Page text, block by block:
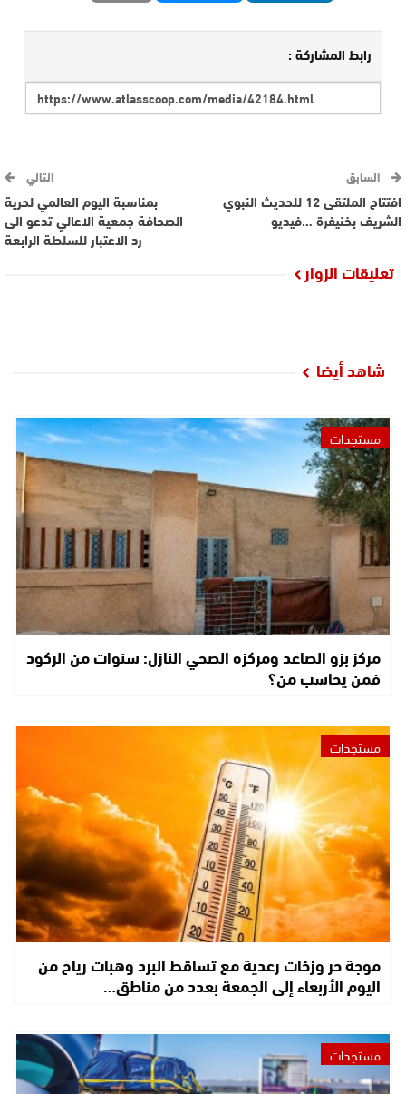
رابط المشاركة :
السابق
افتتاح الملتقى 12 للحديث النبوي
الشريف بخنيفرة …فيديو
التالي
بمناسبة اليوم العالمي لحرية
الصحافة جمعية الاعالي تدعو الى
رد الاعتبار للسلطة الرابعة
تعليقات الزوار
شاهد أيضا
مستجدات
مركز بزو الصاعد ومركزه الصحي النازل: سنوات من الركود
فمن يحاسب من؟
مستجدات
موجة حر وزخات رعدية مع تساقط البرد وهبات رياح من
اليوم الأربعاء إلى الجمعة بعدد من مناطق…
مستجدات